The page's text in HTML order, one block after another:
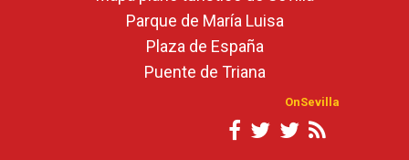
Parque de María Luisa
Plaza de España
Puente de Triana
OnSevilla